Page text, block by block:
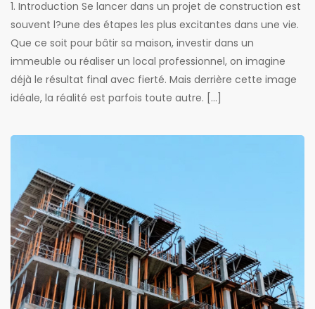
1. Introduction Se lancer dans un projet de construction est
souvent l?une des étapes les plus excitantes dans une vie.
Que ce soit pour bâtir sa maison, investir dans un
immeuble ou réaliser un local professionnel, on imagine
déjà le résultat final avec fierté. Mais derrière cette image
idéale, la réalité est parfois toute autre. […]